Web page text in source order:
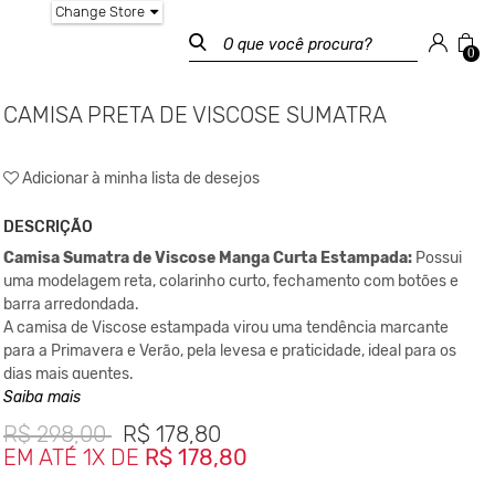
Change Store
0
CAMISA PRETA DE VISCOSE SUMATRA
Adicionar à minha lista de desejos
DESCRIÇÃO
Camisa Sumatra de Viscose Manga Curta Estampada: Possui
uma modelagem reta, colarinho curto, fechamento com botões e
barra arredondada.
A camisa de Viscose estampada virou uma tendência marcante
para a Primavera e Verão, pela levesa e praticidade, ideal para os
dias mais quentes.
Mesmo sendo um tecido sintético, sua origem é natural a partir dos
restos de madeiras pouco resinadas ou do linter da semente do
algodão,proporcionam um otimo caimento que tambem ajuda na
Saiba mais
R$ 298,00 R$ 178,80
EM ATÉ 1X DE R$ 178,80